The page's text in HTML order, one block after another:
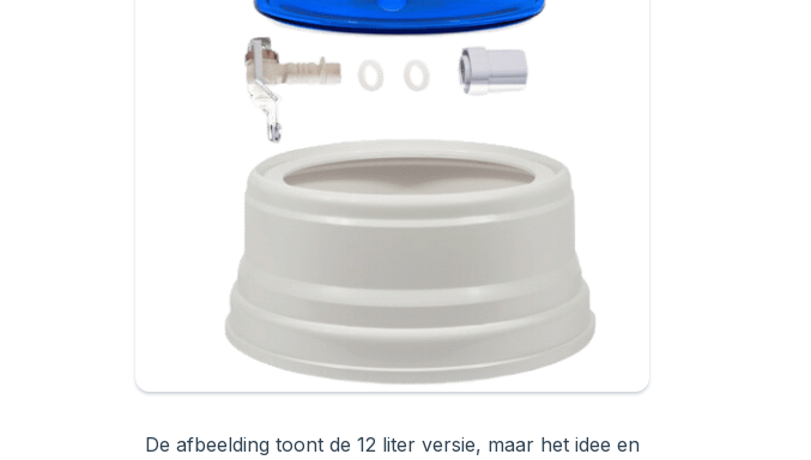
De afbeelding toont de 12 liter versie, maar het idee en